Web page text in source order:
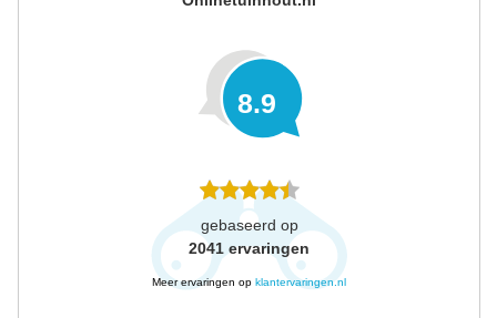
8.9
gebaseerd op
2041 ervaringen
Meer ervaringen op klantervaringen.nl